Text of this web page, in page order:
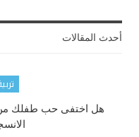
أحدث المقالات
هل اختفى حب طفلك من